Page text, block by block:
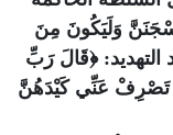
وَلَيَكُونَ مِنَ
التهديد: ﴿قَالَ رَبِّ
تَصْرِفْ عَنِّي كَيْدَهُنَّ